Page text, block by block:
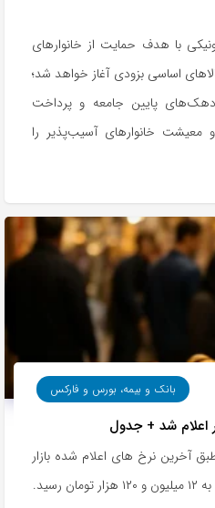
با هدف حمایت از خانوارهای
اساسی بزودی آغاز خواهد شد؛
پایین جامعه و پرداخت
و معیشت خانوارهای آسیب‌پذیر را
بانک و بیمه، بورس و فارکس
سکه طبق آخرین نرخ های اعلام شده بازار